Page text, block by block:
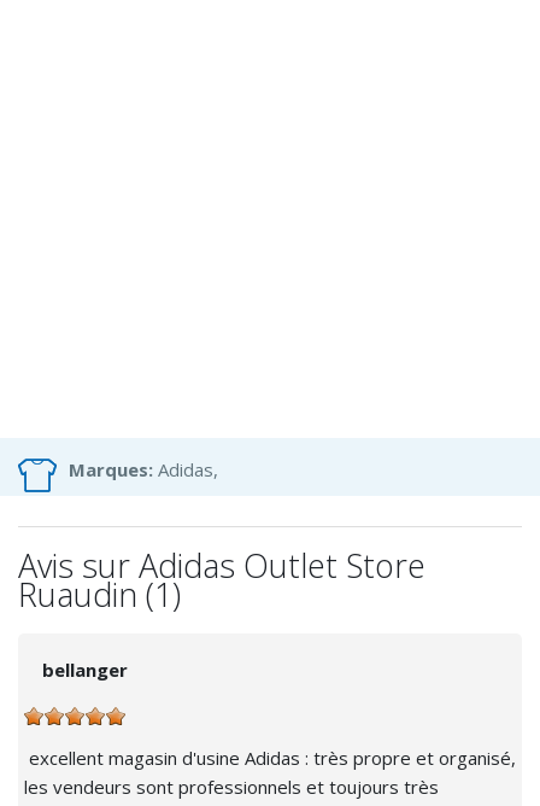
Marques: Adidas,
Avis sur Adidas Outlet Store
Ruaudin (1)
bellanger
excellent magasin d'usine Adidas : très propre et organisé,
les vendeurs sont professionnels et toujours très